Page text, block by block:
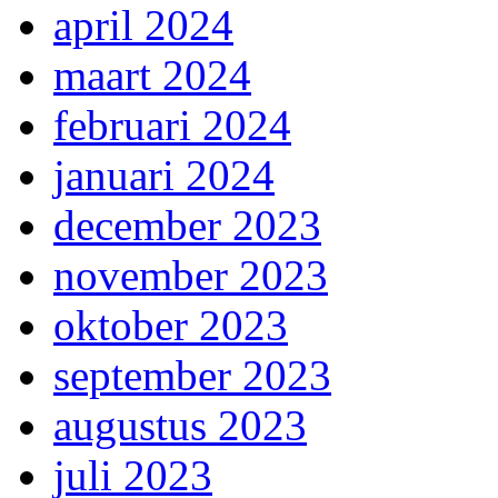
april 2024
maart 2024
februari 2024
januari 2024
december 2023
november 2023
oktober 2023
september 2023
augustus 2023
juli 2023